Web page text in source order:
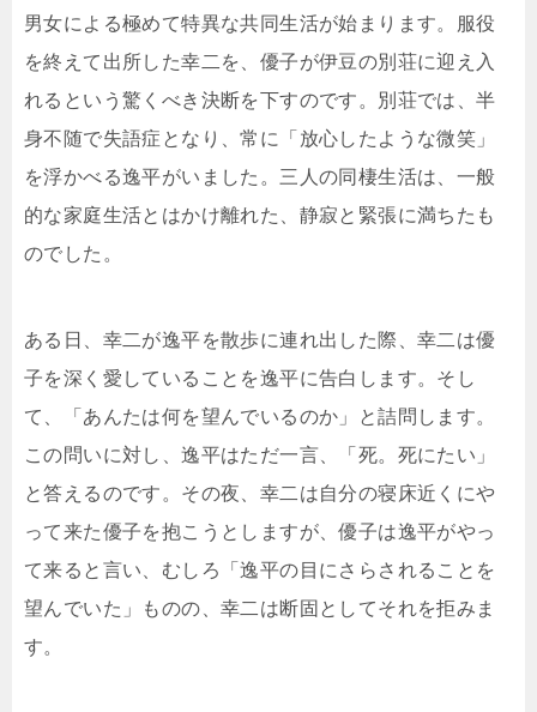
男女による極めて特異な共同生活が始まります。服役
を終えて出所した幸二を、優子が伊豆の別荘に迎え入
れるという驚くべき決断を下すのです。別荘では、半
身不随で失語症となり、常に「放心したような微笑」
を浮かべる逸平がいました。三人の同棲生活は、一般
的な家庭生活とはかけ離れた、静寂と緊張に満ちたも
のでした。
ある日、幸二が逸平を散歩に連れ出した際、幸二は優
子を深く愛していることを逸平に告白します。そし
て、「あんたは何を望んでいるのか」と詰問します。
この問いに対し、逸平はただ一言、「死。死にたい」
と答えるのです。その夜、幸二は自分の寝床近くにや
って来た優子を抱こうとしますが、優子は逸平がやっ
て来ると言い、むしろ「逸平の目にさらされることを
望んでいた」ものの、幸二は断固としてそれを拒みま
す。